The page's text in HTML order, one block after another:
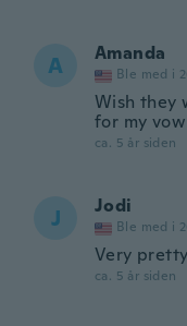
A Amanda
Ble med i
Wish they
for my
ca. 5 år siden
J Jodi
Ble med i
Very
ca. 5 år siden